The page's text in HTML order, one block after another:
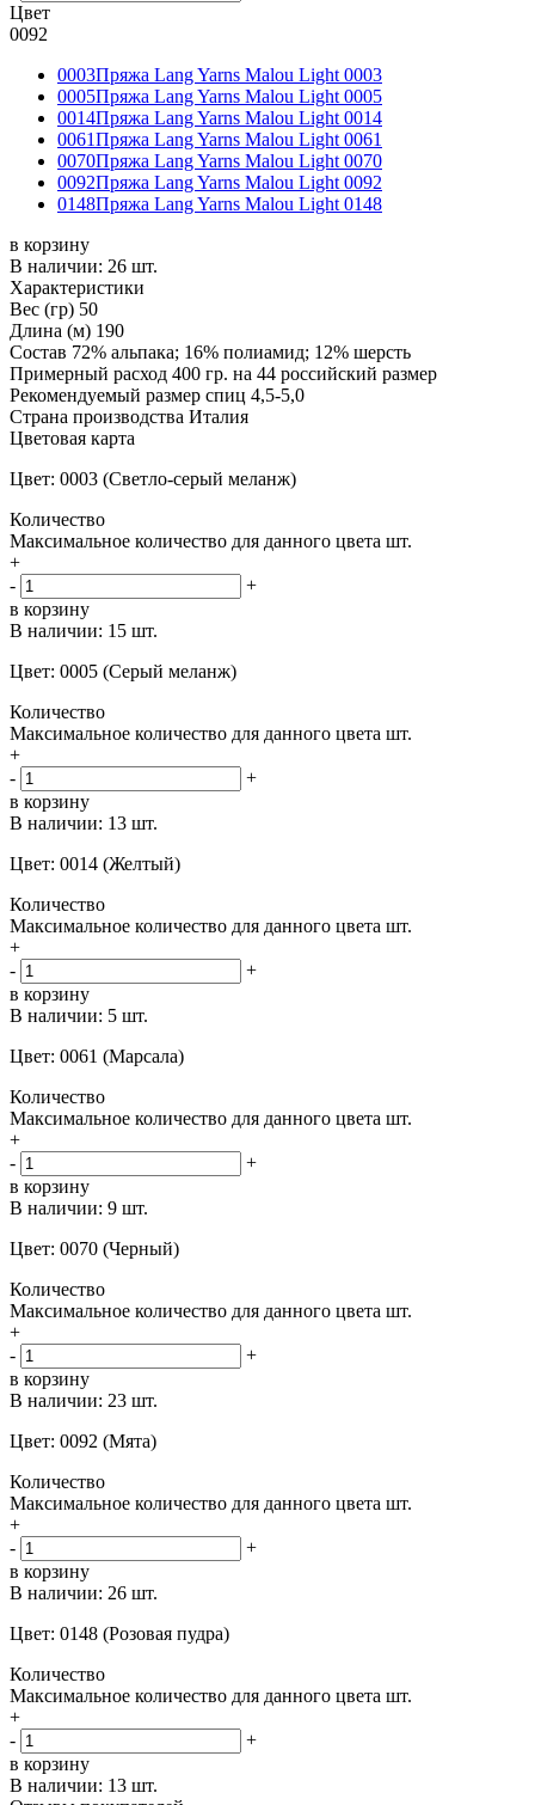
Цвет
0092
0003Пряжа Lang Yarns Malou Light 0003
0005Пряжа Lang Yarns Malou Light 0005
0014Пряжа Lang Yarns Malou Light 0014
0061Пряжа Lang Yarns Malou Light 0061
0070Пряжа Lang Yarns Malou Light 0070
0092Пряжа Lang Yarns Malou Light 0092
0148Пряжа Lang Yarns Malou Light 0148
в корзину
В наличии: 26 шт.
Характеристики
Вес (гр) 50
Длина (м) 190
Состав 72% альпака; 16% полиамид; 12% шерсть
Примерный расход 400 гр. на 44 российский размер
Рекомендуемый размер спиц 4,5-5,0
Страна производства Италия
Цветовая карта
Цвет: 0003 (Светло-серый меланж)
Количество
Максимальное количество для данного цвета шт.
+
-
+
в корзину
В наличии: 15 шт.
Цвет: 0005 (Серый меланж)
Количество
Максимальное количество для данного цвета шт.
+
-
+
в корзину
В наличии: 13 шт.
Цвет: 0014 (Желтый)
Количество
Максимальное количество для данного цвета шт.
+
-
+
в корзину
В наличии: 5 шт.
Цвет: 0061 (Марсала)
Количество
Максимальное количество для данного цвета шт.
+
-
+
в корзину
В наличии: 9 шт.
Цвет: 0070 (Черный)
Количество
Максимальное количество для данного цвета шт.
+
-
+
в корзину
В наличии: 23 шт.
Цвет: 0092 (Мята)
Количество
Максимальное количество для данного цвета шт.
+
-
+
в корзину
В наличии: 26 шт.
Цвет: 0148 (Розовая пудра)
Количество
Максимальное количество для данного цвета шт.
+
-
+
в корзину
В наличии: 13 шт.